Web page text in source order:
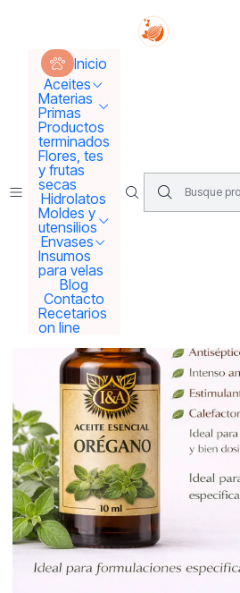
Inicio
Aceites
Materias
Primas
Productos
terminados
Flores, tes
y frutas
secas
Hidrolatos
Moldes y
utensilios
Envases
Insumos
para velas
Blog
Contacto
Recetarios
on line
Tus sueños se
Inicio Aceites